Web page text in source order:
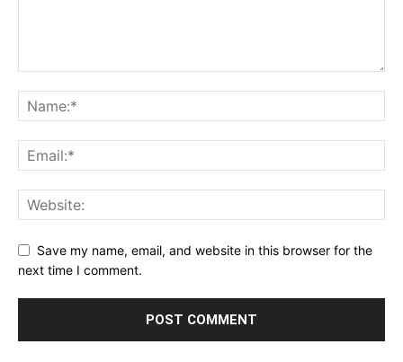
Save my name, email, and website in this browser for the
next time I comment.